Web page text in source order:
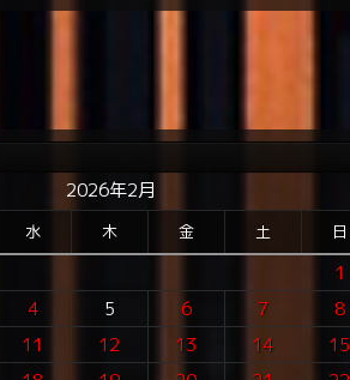
2026年2月
水 木 金 土 日
1
4 5 6 7
8
11 12 13 14
15